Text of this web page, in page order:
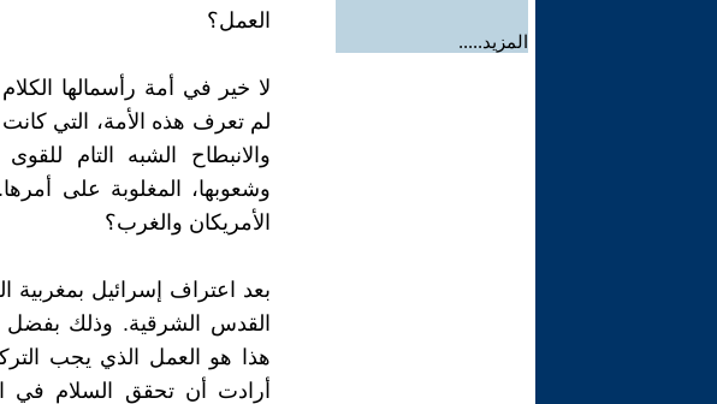
المزيد.....
العمل؟
لم تعرف هذه الأمة، التي كانت
والانبطاح الشبه التام
وشعوبها، المغلوبة على
الأمريكان والغرب؟
بعد اعتراف إسرائيل بمغربية
القدس الشرقية. وذلك بفضل
هذا هو العمل الذي يجب
أرادت أن تحقق السلام في